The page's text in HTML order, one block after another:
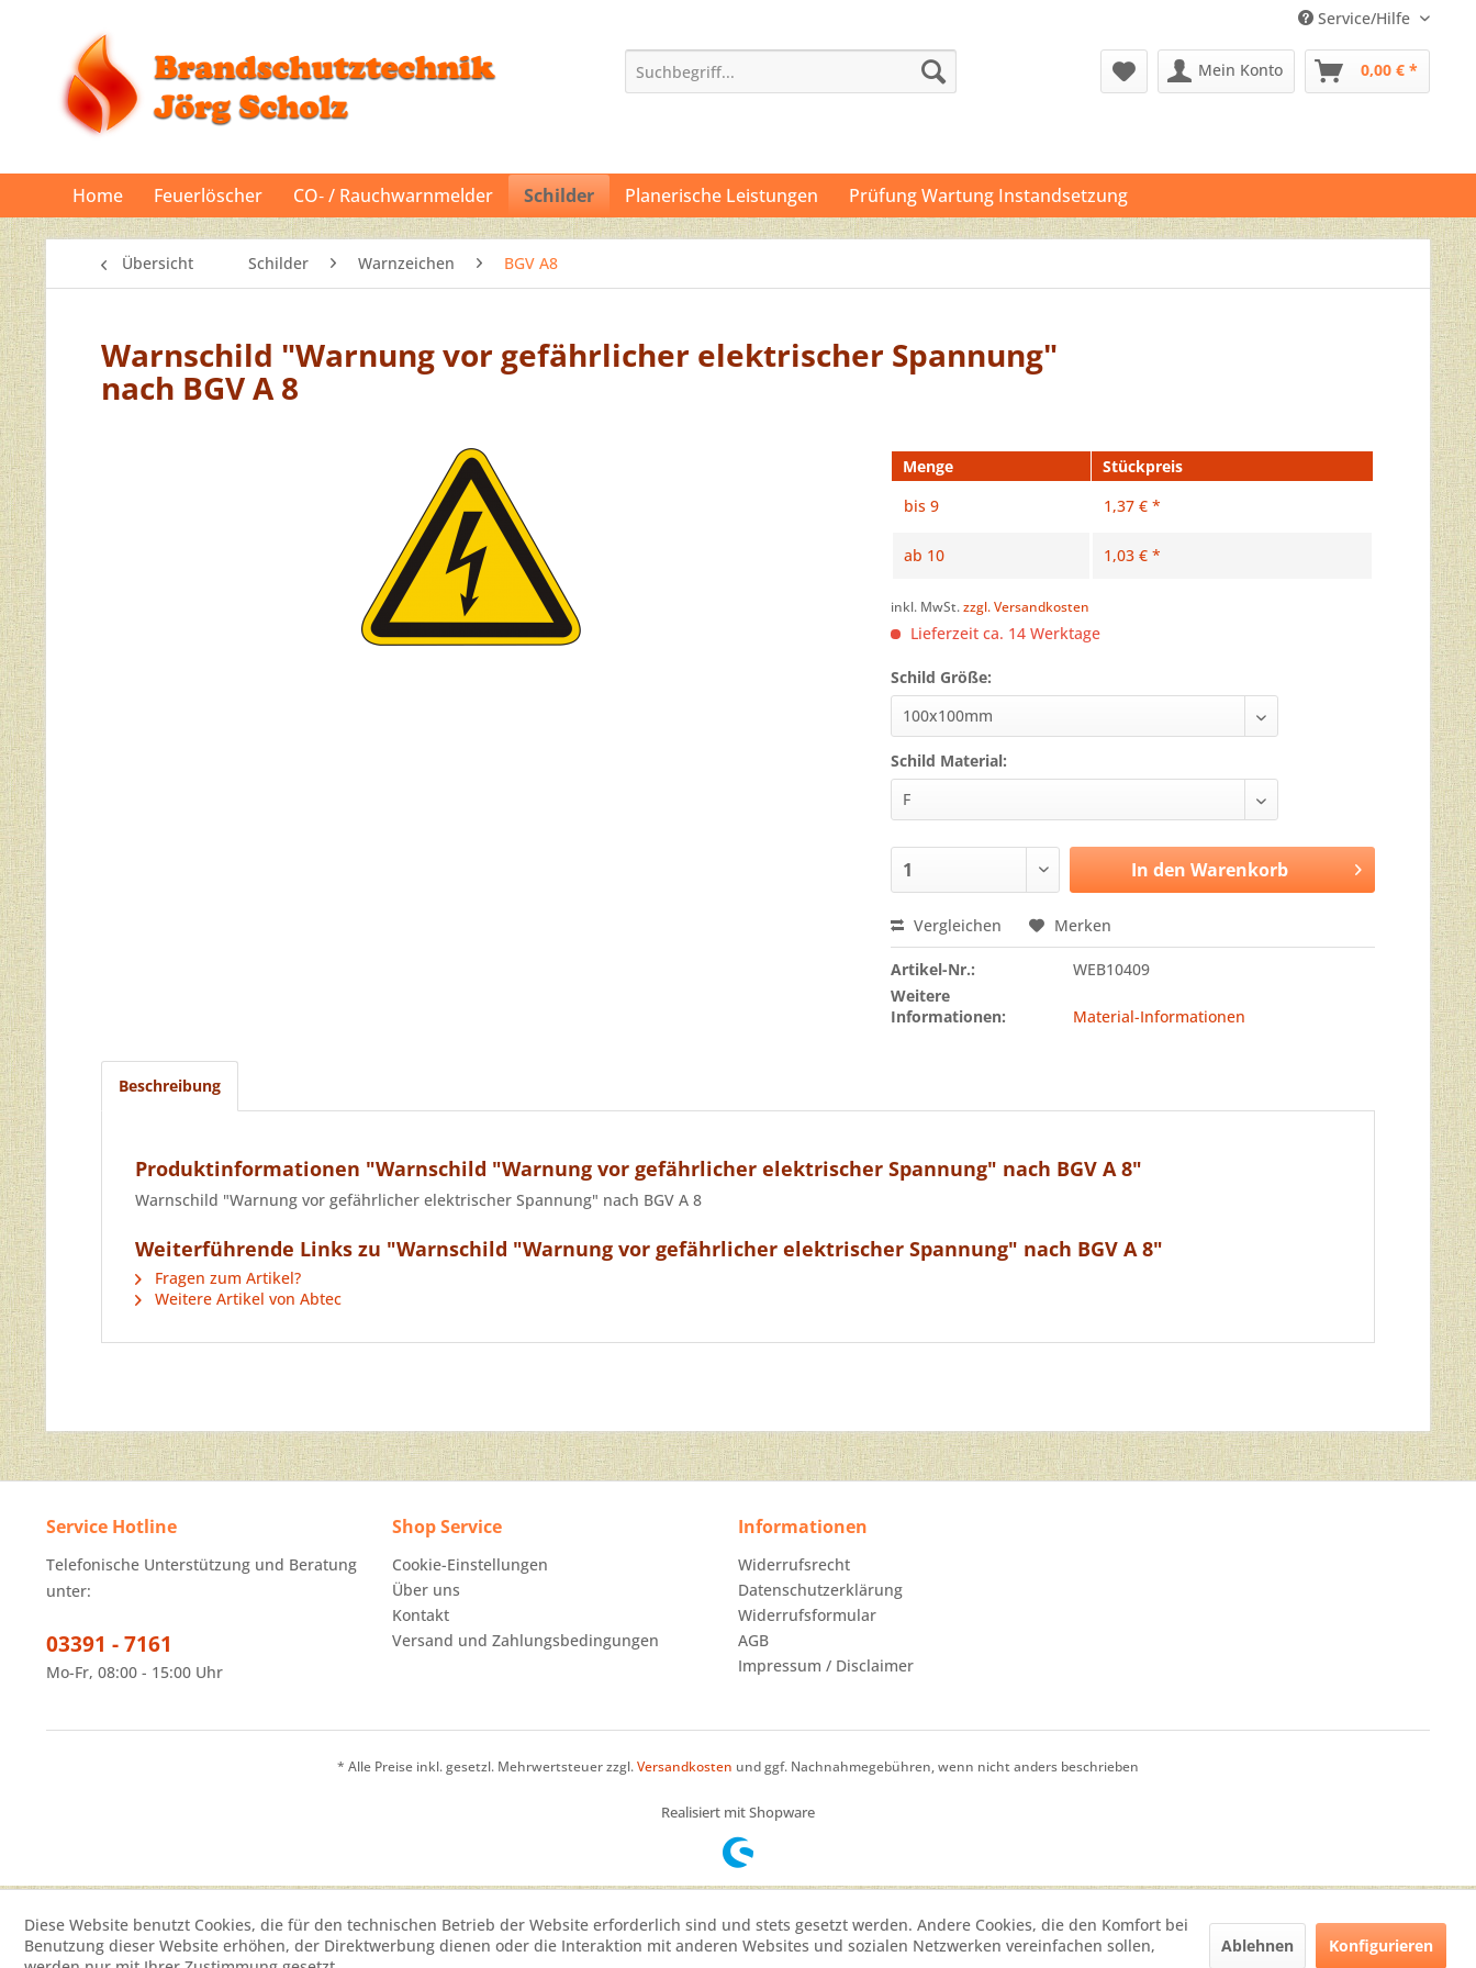
Service/Hilfe
Mein Konto 0,00 € *
Home Feuerlöscher CO‐ / Rauchwarnmelder Schilder Planerische Leistungen Prüfung Wartung Instandsetzung
Übersicht Schilder Warnzeichen BGV A8
Warnschild "Warnung vor gefährlicher elektrischer Spannung"
nach BGV A 8
Menge
Stückpreis
bis9 1,37 € *
ab 10 1,03 € *
inkl. MwSt.zzgl. Versandkosten
Lieferzeit ca. 14 Werktage
Schild Größe:
Schild Material:
In den Warenkorb
Vergleichen Merken
Artikel-Nr.:
WEB10409
Weitere
Informationen:
Material-Informationen
Beschreibung
Produktinformationen "Warnschild "Warnung vor gefährlicher elektrischer Spannung" nach BGV A 8"
Warnschild "Warnung vor gefährlicher elektrischer Spannung" nach BGV A 8
Weiterführende Links zu "Warnschild "Warnung vor gefährlicher elektrischer Spannung" nach BGV A 8"
Fragen zum Artikel?
Weitere Artikel von Abtec
Service Hotline
Telefonische Unterstützung und Beratung
unter:
03391 - 7161
Mo-Fr, 08:00 - 15:00 Uhr
Shop Service
Cookie-Einstellungen
Über uns
Kontakt
Versand und Zahlungsbedingungen
Informationen
Widerrufsrecht
Datenschutzerklärung
Widerrufsformular
AGB
Impressum / Disclaimer
* Alle Preise inkl. gesetzl. Mehrwertsteuer zzgl.Versandkosten und ggf. Nachnahmegebühren, wenn nicht anders beschrieben
Realisiert mit Shopware
Diese Website benutzt Cookies, die für den technischen Betrieb der Website erforderlich sind und stets gesetzt werden. Andere Cookies, die den Komfort bei
Benutzung dieser Website erhöhen, der Direktwerbung dienen oder die Interaktion mit anderen Websites und sozialen Netzwerken vereinfachen sollen,
Ablehnen Konfigurieren